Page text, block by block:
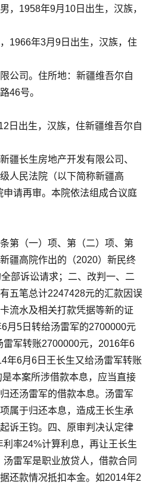
，1958年9月10日出生，汉族，
1966年3月9日出生，汉族，住
公司。住所地：新疆维吾尔自
46号。
日出生，汉族，住新疆维吾尔自
疆长生房地产开发有限公司、
人民法院（以下简称新疆高
请再审。本院依法组成合议庭
第（一）项、第（二）项、第
疆高院作出的（2020）新民终
部诉讼请求；二、改判一、二
五笔总计2247428元的汇款因误
流水及相关打款凭据等新的证
月5日转给汤雷军的2700000元
军转账2700000元，2016年6
年6月6日王长生又给汤雷军转账
本案所涉借款本息，应当直接
还汤雷军的借款本息。汤雷军
属于归还本息，造成王长生承
诉王钧。四、原审判决认定律
率24%计算利息，再让王长生
雷军是职业放贷人，借款合同
还款情况抵扣本金。如2014年2